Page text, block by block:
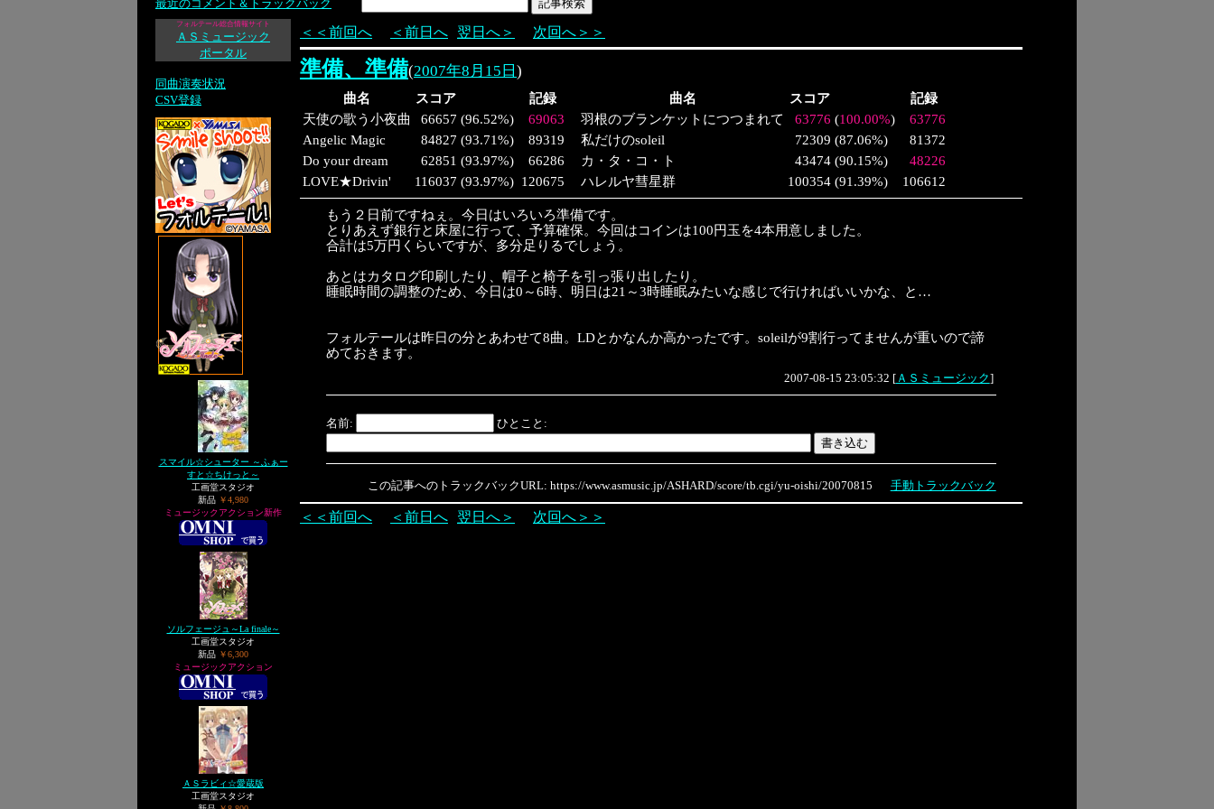
最近のコメント＆トラックバック
フォルテール総合情報サイト
ＡＳミュージック
ポータル
同曲演奏状況
CSV登録
スマイル☆シューター ～ふぁー
すと☆ちけっと～
工画堂スタジオ
新品 ￥4,980
ミュージックアクション新作
ソルフェージュ～La finale～
工画堂スタジオ
新品 ￥6,300
ミュージックアクション
ＡＳラビィ☆愛蔵版
工画堂スタジオ
＜＜前回へ ＜前日へ 翌日へ＞ 次回へ＞＞
準備、準備(2007年8月15日 )
曲名 スコア 記録 曲名 スコア
記録
天使の歌う小夜曲
66657 (96.52%) 69063 羽根のブランケットにつつまれて 63776 (100.00%)
63776
Angelic Magic
84827 (93.71%) 89319 私だけのsoleil 72309 (87.06%)
81372
Do your dream
62851 (93.97%) 66286 カ・タ・コ・ト 43474 (90.15%)
48226
LOVE★Drivin'
116037 (93.97%) 120675 ハレルヤ彗星群 100354 (91.39%) 106612
もう２日前ですねぇ。今日はいろいろ準備です。
とりあえず銀行と床屋に行って、予算確保。今回はコインは100円玉を4本用意しました。
合計は5万円くらいですが、多分足りるでしょう。
あとはカタログ印刷したり、帽子と椅子を引っ張り出したり。
睡眠時間の調整のため、今日は0～6時、明日は21～3時睡眠みたいな感じで行ければいいかな、と…
フォルテールは昨日の分とあわせて8曲。LDとかなんか高かったです。soleilが9割行ってませんが重いので諦
めておきます。
2007-08-15 23:05:32 [ＡＳミュージック]
名前: ひとこと:
この記事へのトラックバックURL: https://www.asmusic.jp/ASHARD/score/tb.cgi/yu-oishi/20070815 手動トラックバック
＜＜前回へ ＜前日へ 翌日へ＞ 次回へ＞＞